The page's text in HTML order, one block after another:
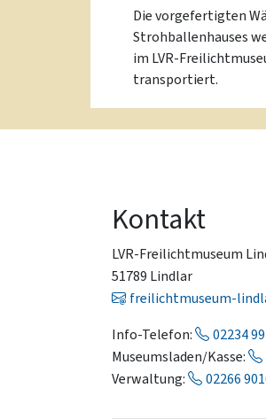
Die vorgefertigten
Strohballenhauses
im LVR-
transportiert.
Kontakt
LVR-Freilichtmuseum
51789 Lindlar
freilichtmuseum-
Info-Telefon:
02234
Museumsladen/Kasse:
Verwaltung:
02266